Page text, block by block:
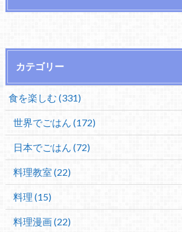
カテゴリー
食を楽しむ (331)
世界でごはん (172)
日本でごはん (72)
料理教室 (22)
料理 (15)
料理漫画 (22)